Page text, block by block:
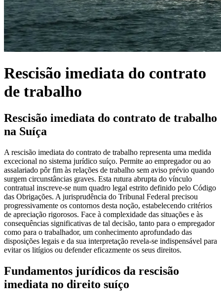
Rescisão imediata do contrato
de trabalho
Rescisão imediata do contrato de trabalho
na Suíça
A rescisão imediata do contrato de trabalho representa uma medida
excecional no sistema jurídico suíço. Permite ao empregador ou ao
assalariado pôr fim às relações de trabalho sem aviso prévio quando
surgem circunstâncias graves. Esta rutura abrupta do vínculo
contratual inscreve-se num quadro legal estrito definido pelo Código
das Obrigações. A jurisprudência do Tribunal Federal precisou
progressivamente os contornos desta noção, estabelecendo critérios
de apreciação rigorosos. Face à complexidade das situações e às
consequências significativas de tal decisão, tanto para o empregador
como para o trabalhador, um conhecimento aprofundado das
disposições legais e da sua interpretação revela-se indispensável para
evitar os litígios ou defender eficazmente os seus direitos.
Fundamentos jurídicos da rescisão
imediata no direito suíço